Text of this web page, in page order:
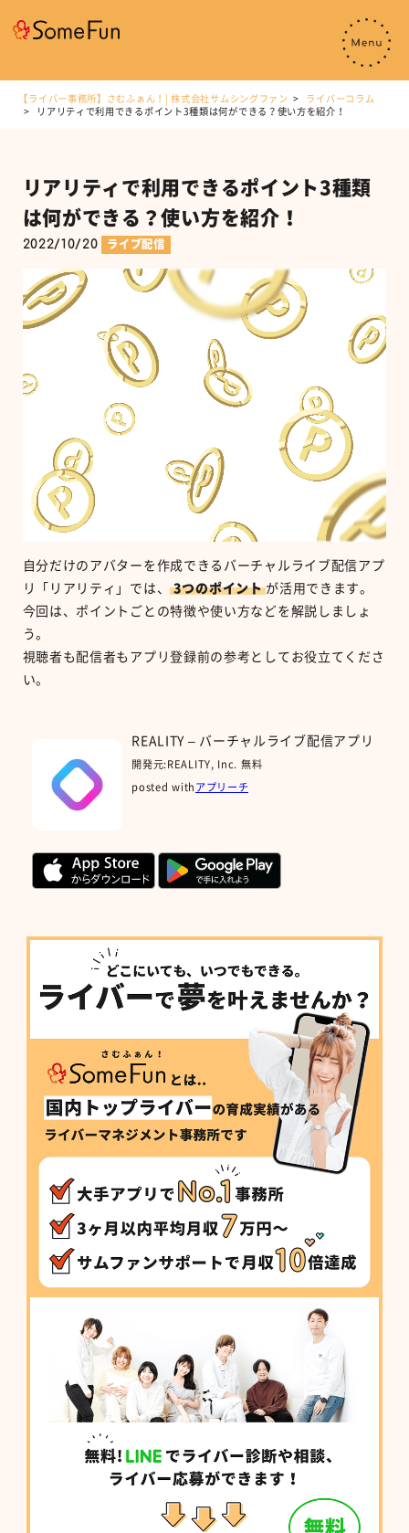
【ライバー事務所】さむふぁん！| 株式会社サムシングファン
ライバーコラム
リアリティで利用できるポイント3種類は何ができる？使い方を紹介！
リアリティで利用できるポイント3種類
は何ができる？使い方を紹介！
2022/10/20 ライブ配信
自分だけのアバターを作成できるバーチャルライブ配信アプ
リ「リアリティ」では、 3つのポイント が活用できます。
今回は、ポイントごとの特徴や使い方などを解説しましょ
う。
視聴者も配信者もアプリ登録前の参考としてお役立てくださ
い。
REALITY – バーチャルライブ配信アプリ
開発元: REALITY, Inc. 無料
posted with アプリーチ